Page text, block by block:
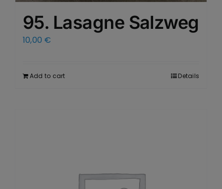
95. Lasagne Salzweg
10,00 €
Add to cart Details